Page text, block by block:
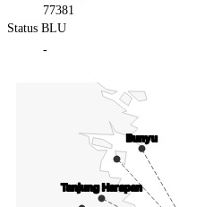
77381
Status BLU
-
Map of Indonesia with 3 data series.
Tanjung Harapan
Tanjung Harapan
Bunyu
Bunyu